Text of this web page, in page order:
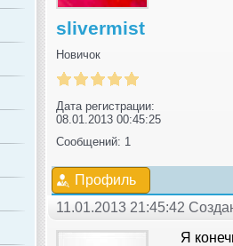
slivermist
Новичок
Дата регистрации:
08.01.2013 00:45:25
Сообщений: 1
Профиль
11.01.2013 21:45:42
Я